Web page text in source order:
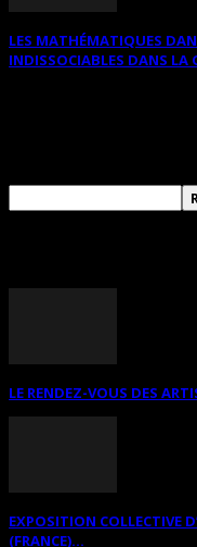
LES MATHÉMATIQUES
INDISSOCIABLES DANS LA
LE RENDEZ-VOUS DES
EXPOSITION COLLECTIVE
(FRANCE)...